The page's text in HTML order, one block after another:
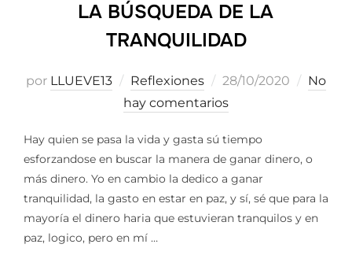
LA BÚSQUEDA DE LA
TRANQUILIDAD
por LLUEVE13 Reflexiones
Publicado
el
28/10/2020
No
hay comentarios
Hay quien se pasa la vida y gasta sú tiempo
esforzandose en buscar la manera de ganar dinero, o
más dinero. Yo en cambio la dedico a ganar
tranquilidad, la gasto en estar en paz, y sí, sé que para la
mayoría el dinero haria que estuvieran tranquilos y en
paz, logico, pero en mí …